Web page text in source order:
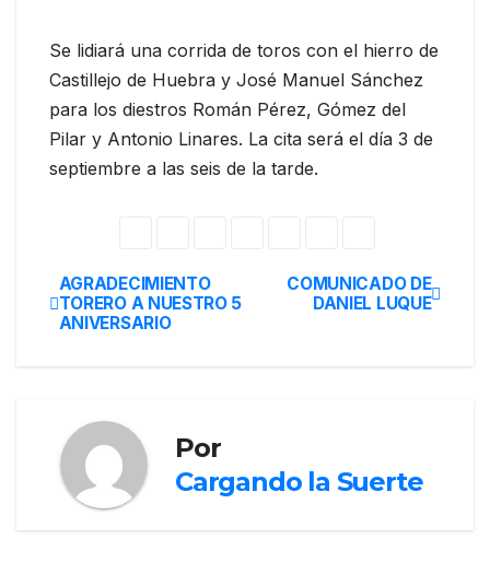
Se lidiará una corrida de toros con el hierro de
Castillejo de Huebra y José Manuel Sánchez
para los diestros Román Pérez, Gómez del
Pilar y Antonio Linares. La cita será el día 3 de
septiembre a las seis de la tarde.
COMUNICADO DE
DANIEL LUQUE
AGRADECIMIENTO
TORERO A NUESTRO 5
ANIVERSARIO
Por
Cargando la Suerte